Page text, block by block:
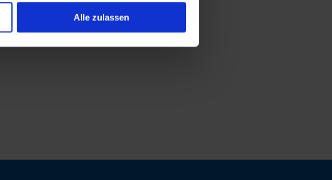
Alle zulassen